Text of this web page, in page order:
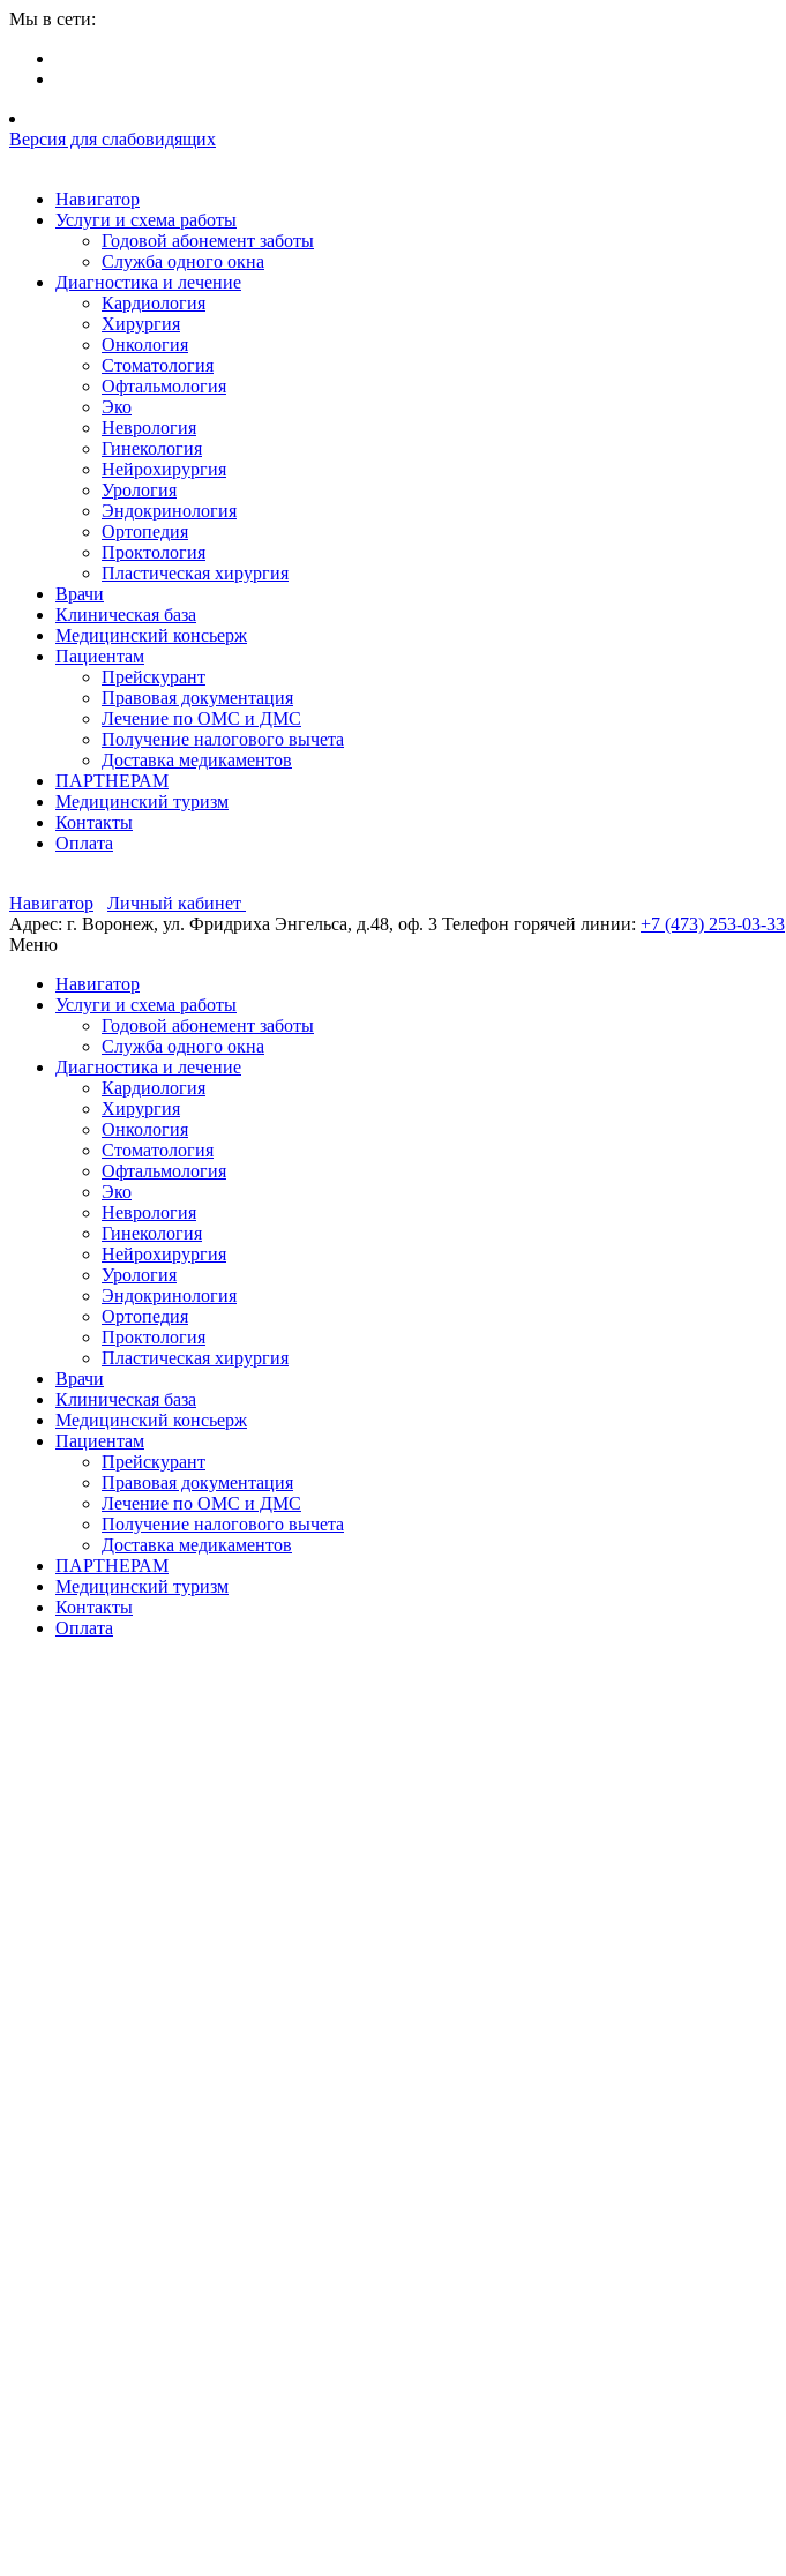
Мы в сети:
Версия для слабовидящих
Навигатор
Услуги и схема работы
Годовой абонемент заботы
Служба одного окна
Диагностика и лечение
Кардиология
Хирургия
Онкология
Стоматология
Офтальмология
Эко
Неврология
Гинекология
Нейрохирургия
Урология
Эндокринология
Ортопедия
Проктология
Пластическая хирургия
Врачи
Клиническая база
Медицинский консьерж
Пациентам
Прейскурант
Правовая документация
Лечение по ОМС и ДМС
Получение налогового вычета
Доставка медикаментов
ПАРТНЕРАМ
Медицинский туризм
Контакты
Оплата
Навигатор
Личный кабинет
Адрес: г. Воронеж, ул. Фридриха Энгельса, д.48, оф. 3 Телефон горячей линии: +7 (473) 253-03-33
Меню
Навигатор
Услуги и схема работы
Годовой абонемент заботы
Служба одного окна
Диагностика и лечение
Кардиология
Хирургия
Онкология
Стоматология
Офтальмология
Эко
Неврология
Гинекология
Нейрохирургия
Урология
Эндокринология
Ортопедия
Проктология
Пластическая хирургия
Врачи
Клиническая база
Медицинский консьерж
Пациентам
Прейскурант
Правовая документация
Лечение по ОМС и ДМС
Получение налогового вычета
Доставка медикаментов
ПАРТНЕРАМ
Медицинский туризм
Контакты
Оплата